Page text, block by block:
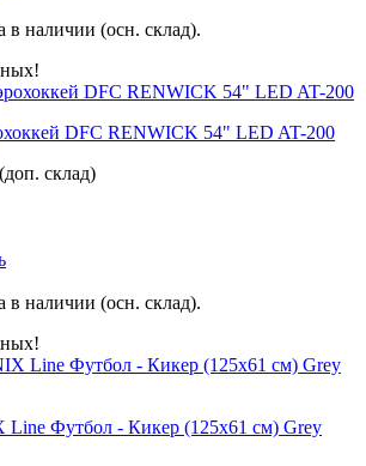
в наличии (осн. склад).
DFC RENWICK 54" LED AT-200
склад)
в наличии (осн. склад).
Line Футбол - Кикер (125х61 см) Grey